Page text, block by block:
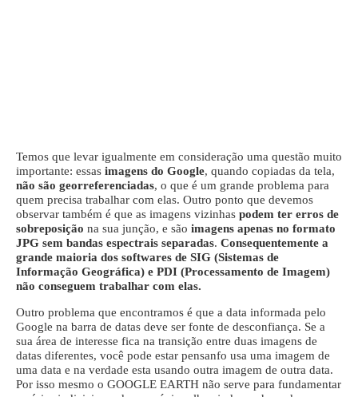
Temos que levar igualmente em consideração uma questão muito
importante: essas imagens do Google, quando copiadas da tela,
não são georreferenciadas, o que é um grande problema para
quem precisa trabalhar com elas. Outro ponto que devemos
observar também é que as imagens vizinhas podem ter erros de
sobreposição na sua junção, e são imagens apenas no formato
JPG sem bandas espectrais separadas. Consequentemente a
grande maioria dos softwares de SIG (Sistemas de
Informação Geográfica) e PDI (Processamento de Imagem)
não conseguem trabalhar com elas.
Outro problema que encontramos é que a data informada pelo
Google na barra de datas deve ser fonte de desconfiança. Se a
sua área de interesse fica na transição entre duas imagens de
datas diferentes, você pode estar pensanfo usa uma imagem de
uma data e na verdade esta usando outra imagem de outra data.
Por isso mesmo o GOOGLE EARTH não serve para fundamentar